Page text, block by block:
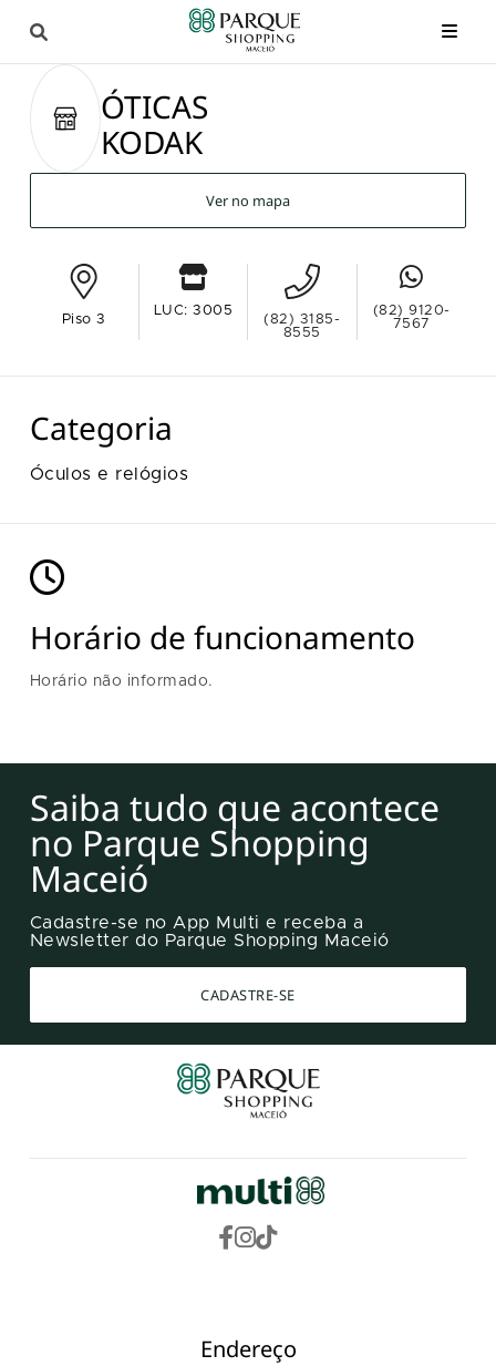
ÓTICAS
KODAK
Ver no mapa
Piso 3
LUC: 3005
(82) 3185-
8555
(82) 9120-
7567
Horário de funcionamento
Horário não informado.
Categoria
Óculos e relógios
Saiba tudo que acontece
no Parque Shopping
Maceió
Cadastre-se no App Multi e receba a
Newsletter do Parque Shopping Maceió
CADASTRE-SE
Endereço